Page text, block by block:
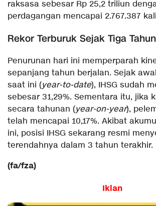
raksasa sebesar Rp 25,2 triliun
perdagangan mencapai 2.767.387
Rekor Terburuk Sejak Tiga
Penurunan hari ini memperparah
sepanjang tahun berjalan. Sejak
saat ini (year-to-date), IHSG sudah
sebesar 31,29%. Sementara itu, jika
secara tahunan (year-on-year),
telah mencapai 10,17%. Akibat
ini, posisi IHSG sekarang resmi
terendahnya dalam 3 tahun terakhir.
(fa/fza)
Iklan